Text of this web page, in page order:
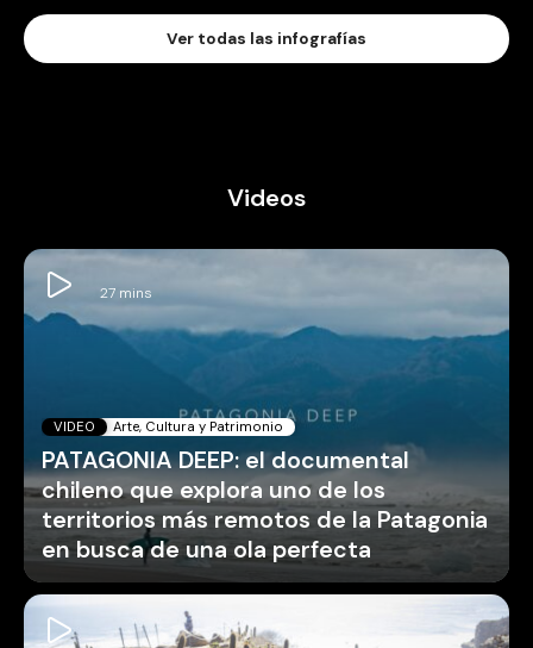
Ver todas las infografías
Videos
VIDEO Arte, Cultura y Patrimonio
PATAGONIA DEEP: el documental
chileno que explora uno de los
territorios más remotos de la Patagonia
en busca de una ola perfecta